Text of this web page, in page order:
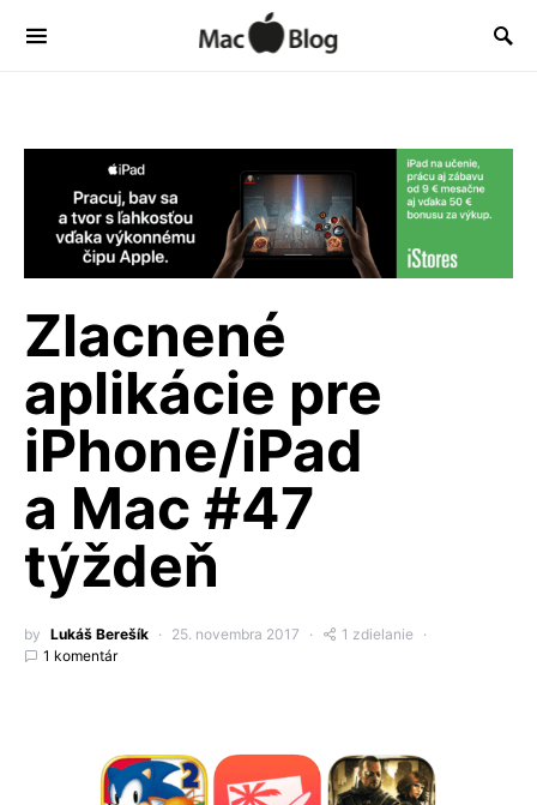
Zlacnené
aplikácie pre
iPhone/iPad
a Mac #47
týždeň
by Lukáš Berešík 25. novembra 2017
1 zdielanie
1 komentár